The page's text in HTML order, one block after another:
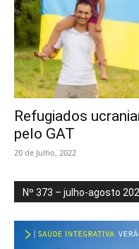
Refugiados
pelo GAT
20 de Julho, 2022
Nº 373 – julho-agosto